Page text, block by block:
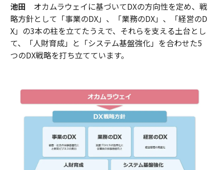
池田 オカムラウェイに基づいてDXの方向性を定め、戦
略方針として「事業のDX」、「業務のDX」、「経営のD
X」の3本の柱を立てたうえで、それらを支える土台とし
て、「人財育成」と「システム基盤強化」を合わせた5
つのDX戦略を打ち立てています。